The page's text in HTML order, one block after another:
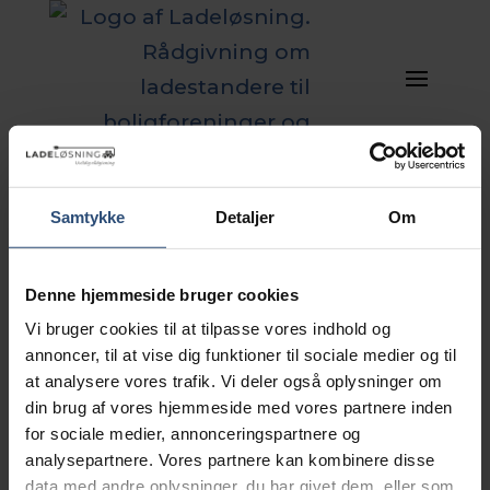
Samtykke Detaljer Om
Denne hjemmeside bruger cookies
Vi bruger cookies til at tilpasse vores indhold og
annoncer, til at vise dig funktioner til sociale medier og til
at analysere vores trafik. Vi deler også oplysninger om
din brug af vores hjemmeside med vores partnere inden
for sociale medier, annonceringspartnere og
analysepartnere. Vores partnere kan kombinere disse
data med andre oplysninger, du har givet dem, eller som
En jugle af
ladeløsninger? 🔋
Vælg den rigtige
ladeoperatør – del 2